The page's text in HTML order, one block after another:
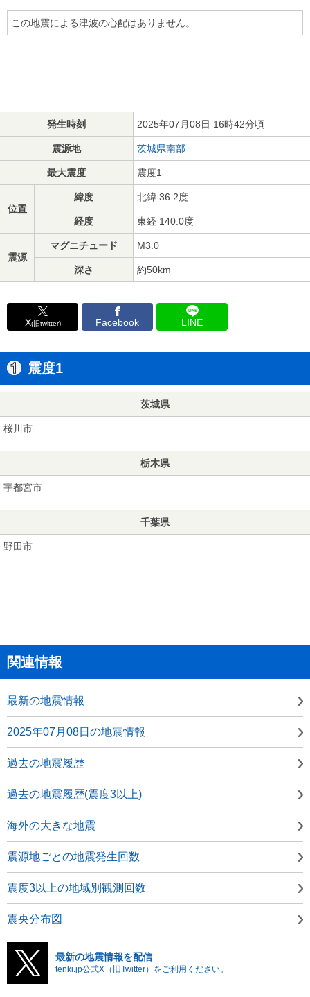
この地震による津波の心配はありません。
発生時刻 2025年07月08日 16時42分頃
震源地 茨城県南部
最大震度 震度1
位置
緯度 北緯 36.2度
経度 東経 140.0度
震源
マグニチュード M3.0
深さ 約50km
X(旧twitter) Facebook LINE
震度1
茨城県
桜川市
栃木県
宇都宮市
千葉県
野田市
関連情報
最新の地震情報
2025年07月08日の地震情報
過去の地震履歴
過去の地震履歴(震度3以上)
海外の大きな地震
震源地ごとの地震発生回数
震度3以上の地域別観測回数
震央分布図
最新の地震情報を配信
tenki.jp公式X（旧Twitter）をご利用ください。